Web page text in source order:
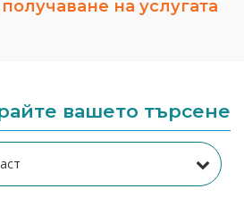
на услугата
вашето търсене